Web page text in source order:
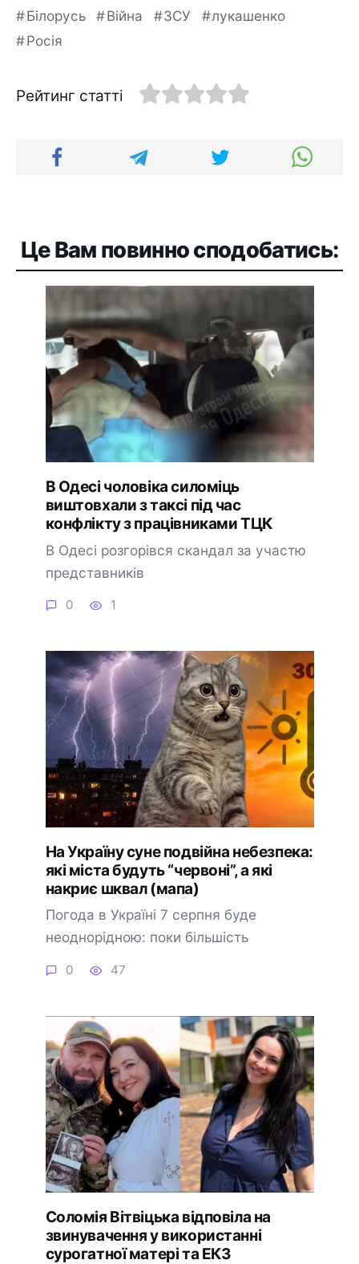
Білорусь Війна ЗСУ
лукашенко
Росія
Рейтинг статті
Це Вам повинно сподобатись:
В Одесі чоловіка силоміць
виштовхали з таксі під час
конфлікту з працівниками ТЦК
В Одесі розгорівся скандал за участю
представників
0 1
На Україну суне подвійна небезпека:
які міста будуть “червоні”, а які
накриє шквал (мапа)
Погода в Україні 7 серпня буде
неоднорідною: поки більшість
0 47
Соломія Вітвіцька відповіла на
звинувачення у використанні
сурогатної матері та ЕКЗ